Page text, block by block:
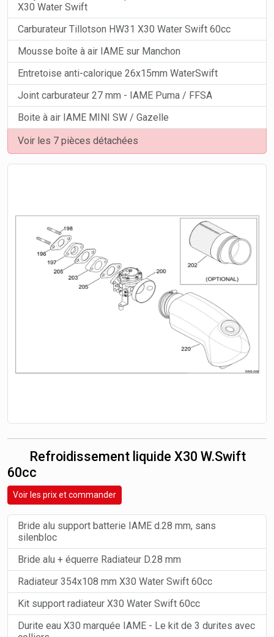
X30 Water Swift
Carburateur Tillotson HW31 X30 Water Swift 60cc
Mousse boîte à air IAME sur Manchon
Entretoise anti-calorique 26x15mm WaterSwift
Joint carburateur 27 mm - IAME Puma / FFSA
Boite à air IAME MINI SW / Gazelle
Voir les 7 pièces détachées
Refroidissement liquide X30 W.Swift
60cc
Voir les prix et commander
Bride alu support batterie IAME d.28 mm, sans
silenbloc
Bride alu + équerre Radiateur D.28 mm
Radiateur 354x108 mm X30 Water Swift 60cc
Kit support radiateur X30 Water Swift 60cc
Durite eau X30 marquée IAME - Le kit de 3 durites avec